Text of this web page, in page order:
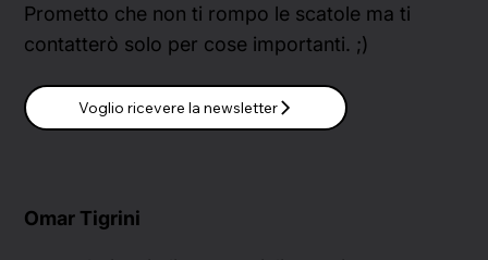
Prometto che non ti rompo le scatole ma ti
contatterò solo per cose importanti. ;)
Voglio ricevere la newsletter
Omar Tigrini